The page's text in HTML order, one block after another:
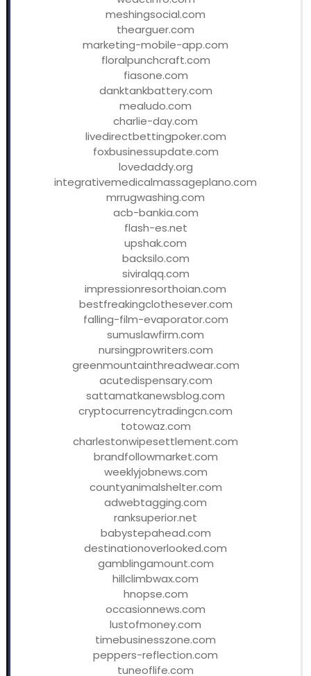
meshingsocial.com
thearguer.com
marketing-mobile-app.com
floralpunchcraft.com
fiasone.com
danktankbattery.com
mealudo.com
charlie-day.com
livedirectbettingpoker.com
foxbusinessupdate.com
lovedaddy.org
integrativemedicalmassageplano.com
mrrugwashing.com
acb-bankia.com
flash-es.net
upshak.com
backsilo.com
siviralqq.com
impressionresorthoian.com
bestfreakingclothesever.com
falling-film-evaporator.com
sumuslawfirm.com
nursingprowriters.com
greenmountainthreadwear.com
acutedispensary.com
sattamatkanewsblog.com
cryptocurrencytradingcn.com
totowaz.com
charlestonwipesettlement.com
brandfollowmarket.com
weeklyjobnews.com
countyanimalshelter.com
adwebtagging.com
ranksuperior.net
babystepahead.com
destinationoverlooked.com
gamblingamount.com
hillclimbwax.com
hnopse.com
occasionnews.com
lustofmoney.com
timebusinesszone.com
peppers-reflection.com
tuneoflife.com